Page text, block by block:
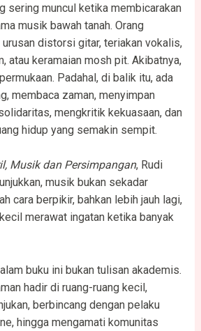
sering muncul ketika membicarakan
musik bawah tanah. Orang
urusan distorsi gitar, teriakan vokalis,
atau keramaian mosh pit. Akibatnya,
Padahal, di balik itu, ada
membaca zaman, menyimpan
mengkritik kekuasaan, dan
hidup yang semakin sempit.
Musik dan Persimpangan, Rudi
musik bukan sekadar
cara berpikir, bahkan lebih jauh lagi,
merawat ingatan ketika banyak
buku ini bukan tulisan akademis.
hadir di ruang-ruang kecil,
berbincang dengan pelaku
hingga mengamati komunitas